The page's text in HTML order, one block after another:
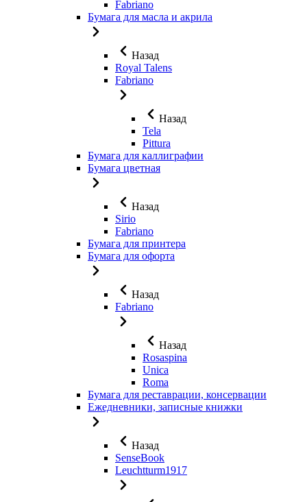
Fabriano
Бумага для масла и акрила
Назад
Royal Talens
Fabriano
Назад
Tela
Pittura
Бумага для каллиграфии
Бумага цветная
Назад
Sirio
Fabriano
Бумага для принтера
Бумага для офорта
Назад
Fabriano
Назад
Rosaspina
Unica
Roma
Бумага для реставрации, консервации
Ежедневники, записные книжки
Назад
SenseBook
Leuchtturm1917